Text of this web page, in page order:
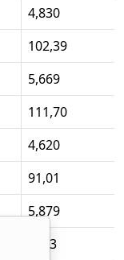
4,830
102,39
5,669
111,70
4,620
91,01
5,879
1023